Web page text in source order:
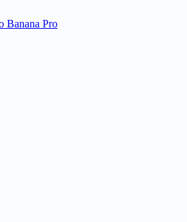
Banana Pro